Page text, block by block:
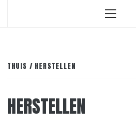
Primair
THUIS HERSTELLEN
HERSTELLEN